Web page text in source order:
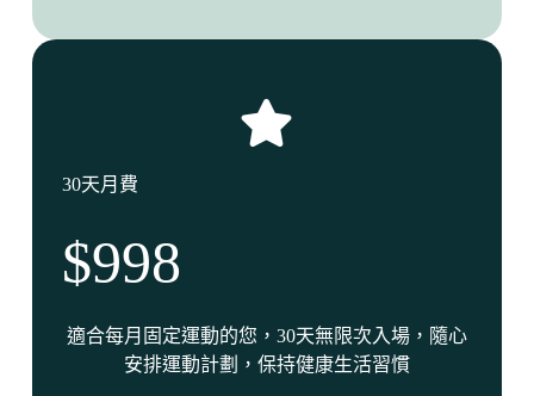
30天月費
$998
適合每月固定運動的您，30天無限次入場，隨心
安排運動計劃，保持健康生活習慣